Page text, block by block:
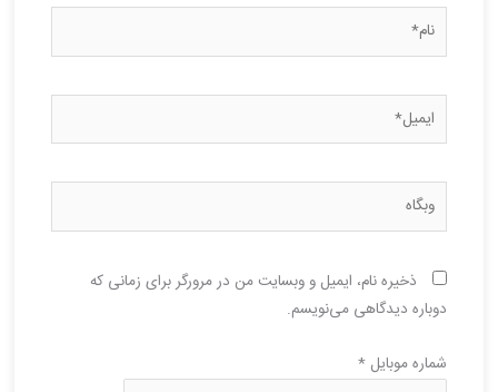
نام*
ایمیل*
وبگاه
ذخیره نام، ایمیل و وبسایت من در مرورگر برای زمانی که
دوباره دیدگاهی می‌نویسم.
شماره موبایل*